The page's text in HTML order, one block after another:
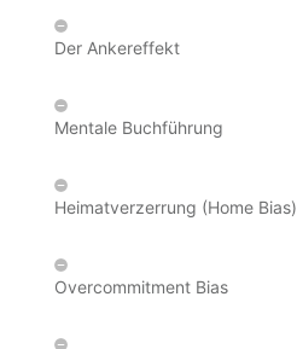
Der Ankereffekt
Mentale Buchführung
Heimatverzerrung (Home Bias)
Overcommitment Bias